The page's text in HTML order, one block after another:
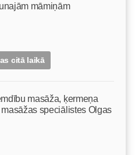
māmiņām
citā laikā
masāža, ķermeņa
speciālistes Olgas